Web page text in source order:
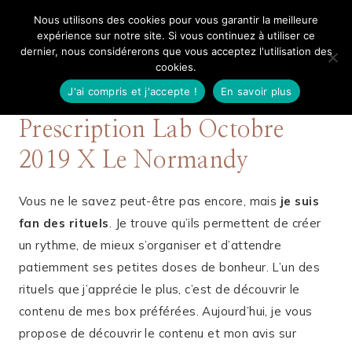
contenuMangue Poudrée
15 OCTOBRE 2019 SOINS
Prescription Lab Octobre
2019 X Le Normandy
Vous ne le savez peut-être pas encore, mais je suis
fan des rituels. Je trouve qu’ils permettent de créer
un rythme, de mieux s’organiser et d’attendre
patiemment ses petites doses de bonheur. L’un des
rituels que j’apprécie le plus, c’est de découvrir le
contenu de mes box préférées. Aujourd’hui, je vous
propose de découvrir le contenu et mon avis sur
Nous utilisons des cookies pour vous garantir la meilleure
expérience sur notre site. Si vous continuez à utiliser ce
dernier, nous considérerons que vous acceptez l'utilisation des
cookies.
J'ai compris et j'accepte !
En savoir plus